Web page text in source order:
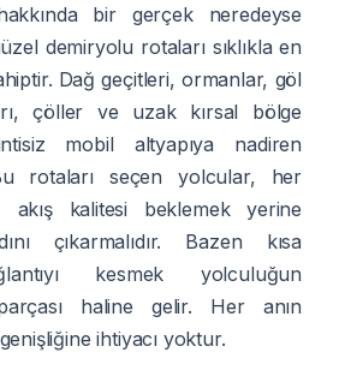
bir gerçek neredeyse
demiryolu rotaları sıklıkla en
Dağ geçitleri, ormanlar, göl
çöller ve uzak kırsal bölge
mobil altyapıya nadiren
rotaları seçen yolcular, her
akış kalitesi beklemek yerine
çıkarmalıdır. Bazen kısa
kesmek yolculuğun
haline gelir. Her anın
ihtiyacı yoktur.